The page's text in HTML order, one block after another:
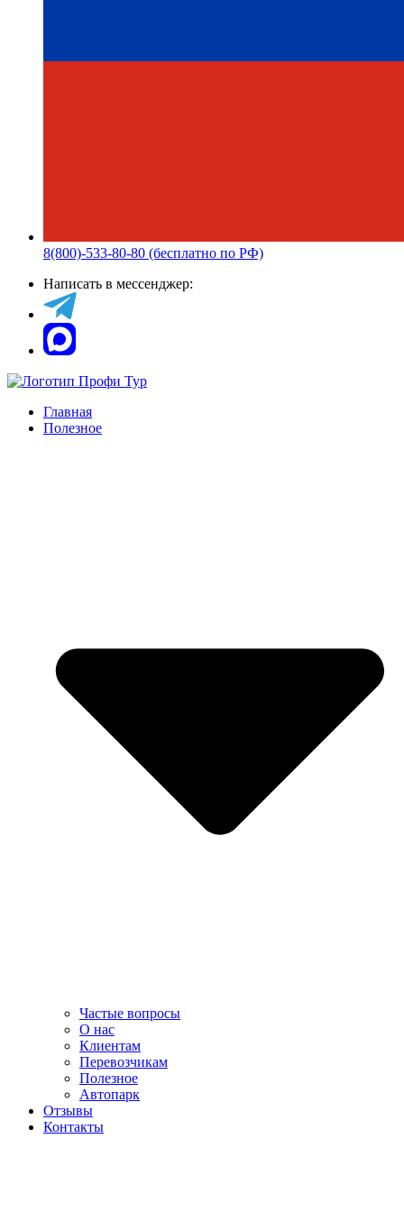
8(800)-533-80-80 (бесплатно по РФ)
Написать в мессенджер:
Главная
Полезное
Частые вопросы
О нас
Клиентам
Перевозчикам
Полезное
Автопарк
Отзывы
Контакты